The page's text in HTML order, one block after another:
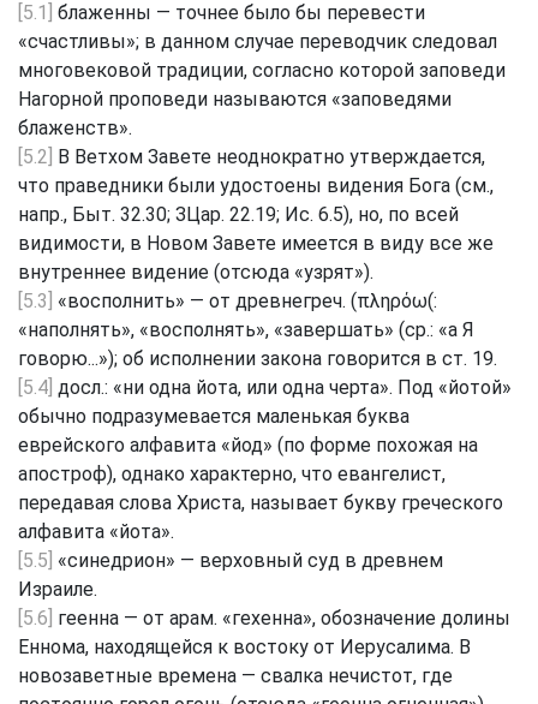
[5.1]
блаженны — точнее было бы перевести
«счастливы»; в данном случае переводчик следовал
многовековой традиции, согласно которой заповеди
Нагорной проповеди называются «заповедями
блаженств».
[5.2]
В Ветхом Завете неоднократно утверждается,
что праведники были удостоены видения Бога (см.,
напр., Быт. 32.30; ЗЦар. 22.19; Ис. 6.5), но, по всей
видимости, в Новом Завете имеется в виду все же
внутреннее видение (отсюда «узрят»).
[5.3] «восполнить» — от древнегреч. (πληρόω(:
«наполнять», «восполнять», «завершать» (ср.: «а Я
говорю...»); об исполнении закона говорится в ст. 19.
[5.4] досл.: «ни одна йота, или одна черта». Под «йотой»
обычно подразумевается маленькая буква
еврейского алфавита «йод» (по форме похожая на
апостроф), однако характерно, что евангелист,
передавая слова Христа, называет букву греческого
алфавита «йота».
[5.5] «синедрион» — верховный суд в древнем
Израиле.
[5.6] геенна — от арам. «гехенна», обозначение долины
Еннома, находящейся к востоку от Иерусалима. В
новозаветные времена — свалка нечистот, где